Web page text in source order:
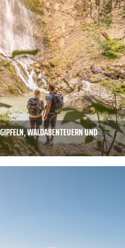
WALDABENTEUERN UND